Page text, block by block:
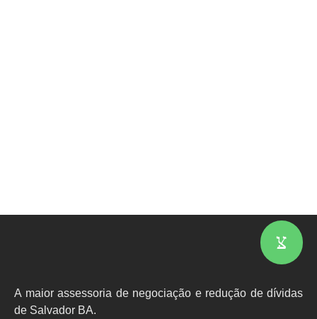
A maior assessoria de negociação e redução de dívidas
de Salvador BA.